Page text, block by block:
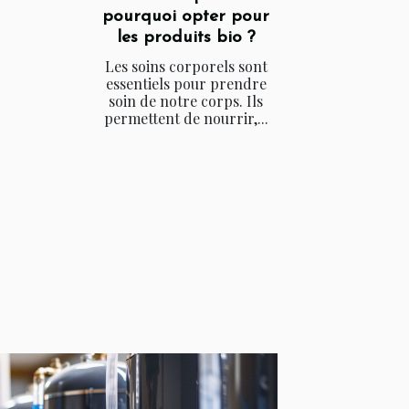
pourquoi opter pour
les produits bio ?
Les soins corporels sont
essentiels pour prendre
soin de notre corps. Ils
permettent de nourrir,...